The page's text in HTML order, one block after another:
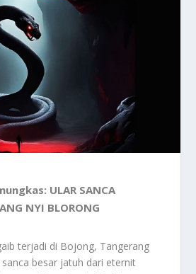
ULAR SANCA
NYI BLORONG
terjadi di Bojong, Tangerang
sanca besar jatuh dari eternit